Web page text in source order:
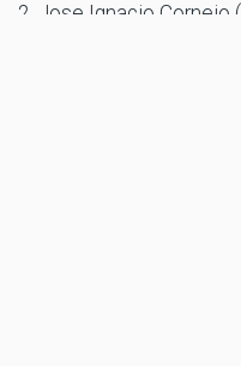
2. Jose Ignacio Cornejo